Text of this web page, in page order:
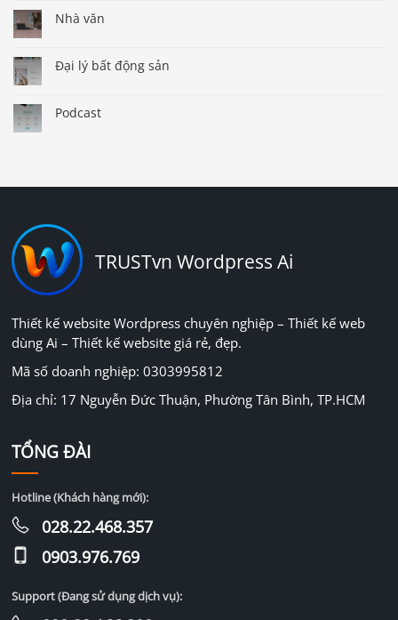
Nhà văn
Đại lý bất động sản
Podcast
TRUSTvn Wordpress Ai
Thiết kế website Wordpress chuyên nghiệp – Thiết kế web
dùng Ai – Thiết kế website giá rẻ, đẹp.
Mã số doanh nghiệp: 0303995812
Địa chỉ: 17 Nguyễn Đức Thuận, Phường Tân Bình, TP.HCM
TỔNG ĐÀI
Hotline (Khách hàng mới):
028.22.468.357
0903.976.769
Support (Đang sử dụng dịch vụ):